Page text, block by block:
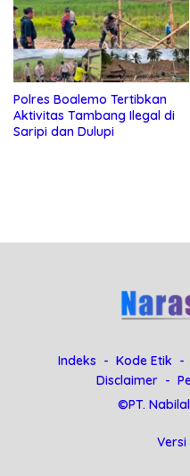
Polres Boalemo Tertibkan
Aktivitas Tambang Ilegal di
Saripi dan Dulupi
Indeks Kode Etik
Disclaimer
©PT.
Versi